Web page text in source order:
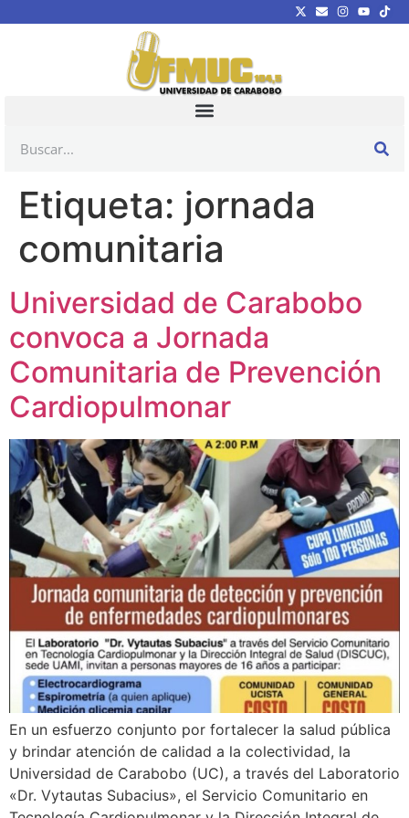
Etiqueta: jornada
comunitaria
Universidad de Carabobo
convoca a Jornada
Comunitaria de Prevención
Cardiopulmonar
En un esfuerzo conjunto por fortalecer la salud pública
y brindar atención de calidad a la colectividad, la
Universidad de Carabobo (UC), a través del Laboratorio
«Dr. Vytautas Subacius», el Servicio Comunitario en